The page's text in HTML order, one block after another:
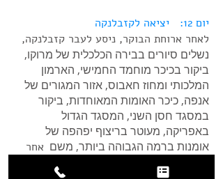
יום 12: יציאה לקזבלנקה
לאחר ארוחת הבוקר, ניסע לעבר קזבלנקה,
נשלים סיורים בבירה הכלכלית של מרוקו,
ביקור בכיכר מוחמד החמישי, הארמון
המלכותי ומחוז חאבוס, אזור המגורים של
אנפה, כיכר האומות המאוחדות, ביקור
במסגד חסן השני, המסגד הגדול
באפריקה, מעוטר בריצוף יפהפה של
אומנות ברמה הגבוהה ביותר, משם אחר
הצהריים המאוחרים ניסע לעבר שדה